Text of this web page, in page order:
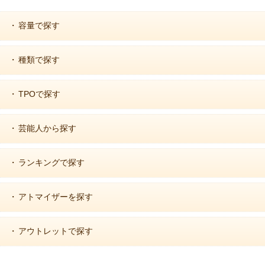
・ 容量で探す
・ 種類で探す
・ TPOで探す
・ 芸能人から探す
・ ランキングで探す
・ アトマイザーを探す
・ アウトレットで探す